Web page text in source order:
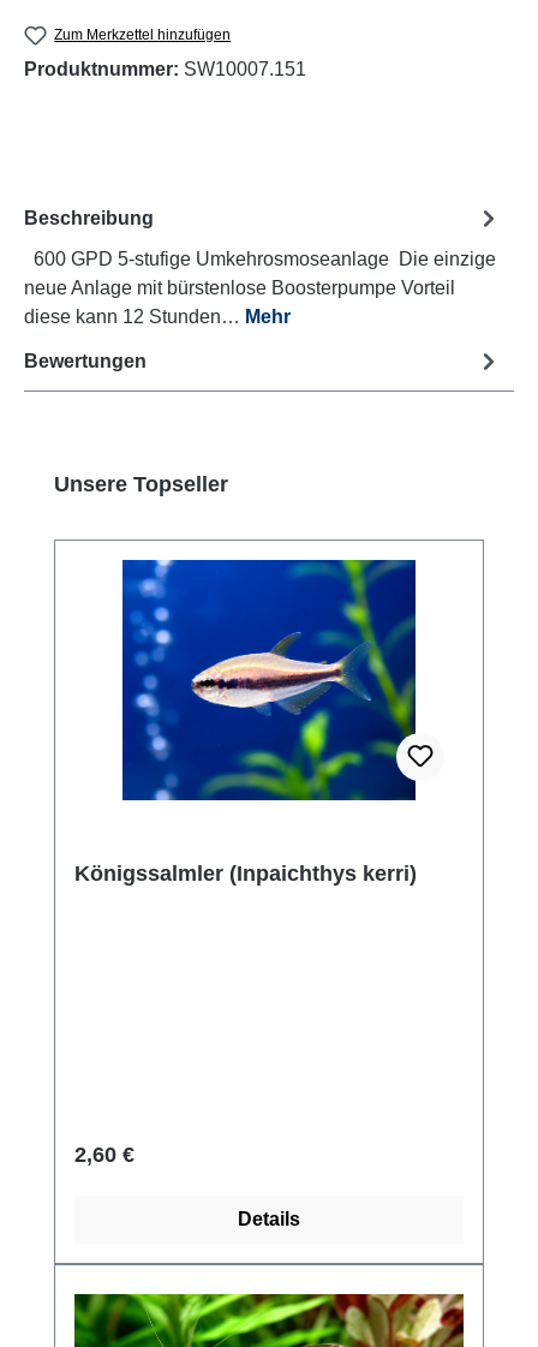
Zum Merkzettel hinzufügen
Produktnummer: SW10007.151
Beschreibung
600 GPD 5-stufige Umkehrosmoseanlage Die einzige
neue Anlage mit bürstenlose Boosterpumpe Vorteil
diese kann 12 Stunden… Mehr
Bewertungen
Produktgalerie überspringen
Unsere Topseller
Königssalmler (Inpaichthys kerri)
Regulärer Preis:
2,60 €
Details